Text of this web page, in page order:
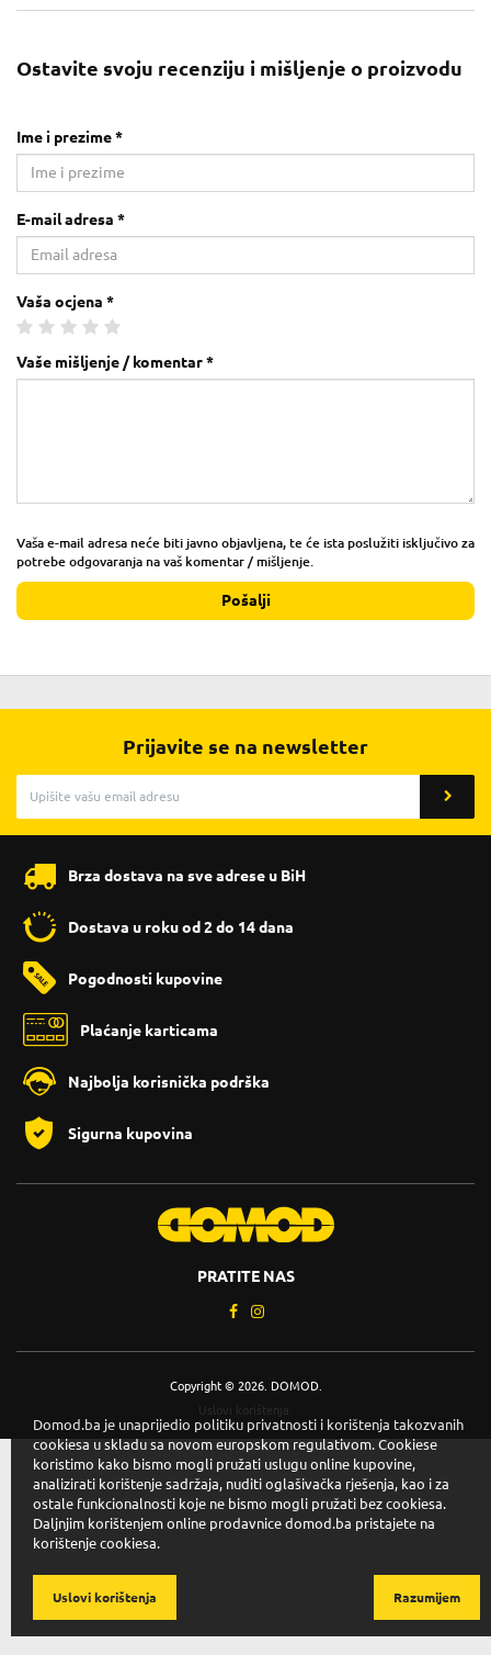
Ostavite svoju recenziju i mišljenje o proizvodu
Ime i prezime *
E-mail adresa *
Vaša ocjena *
Vaše mišljenje / komentar *
Vaša e-mail adresa neće biti javno objavljena, te će ista poslužiti isključivo za
potrebe odgovaranja na vaš komentar / mišljenje.
Pošalji
Prijavite se na newsletter
Brza dostava na sve adrese u BiH
Dostava u roku od 2 do 14 dana
Pogodnosti kupovine
Plaćanje karticama
Najbolja korisnička podrška
Sigurna kupovina
PRATITE NAS
Copyright © 2026. DOMOD.
Uslovi korištenja
Domod.ba je unaprijedio politiku privatnosti i korištenja takozvanih
cookiesa u skladu sa novom europskom regulativom. Cookiese
koristimo kako bismo mogli pružati uslugu online kupovine,
analizirati korištenje sadržaja, nuditi oglašivačka rješenja, kao i za
ostale funkcionalnosti koje ne bismo mogli pružati bez cookiesa.
Daljnjim korištenjem online prodavnice domod.ba pristajete na
korištenje cookiesa.
Razumijem
Uslovi korištenja